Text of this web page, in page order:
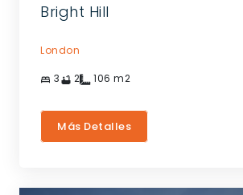
Bright Hill
London
3 2 106 m2
Más Detalles